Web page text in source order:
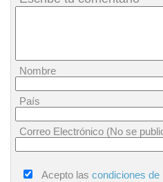
Nombre
País
Correo Electrónico (No se
Acepto las condiciones de